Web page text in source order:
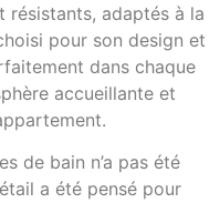
résistants, adaptés à la
pour son design et
dans chaque
accueillante et
de bain n’a pas été
a été pensé pour